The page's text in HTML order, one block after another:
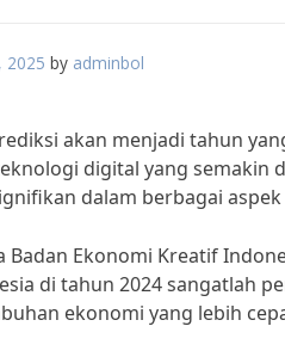
2025 by adminbol
akan menjadi tahun
digital yang semakin
dalam berbagai
Badan Ekonomi Kreatif
di tahun 2024 sangatlah
ekonomi yang lebih